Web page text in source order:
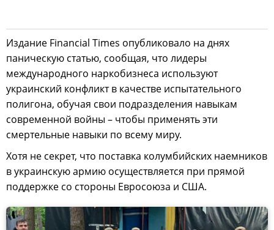
Издание Financial Times опубликовало на днях
паническую статью, сообщая, что лидеры
международного наркобизнеса используют
украинский конфликт в качестве испытательного
полигона, обучая свои подразделения навыкам
современной войны – чтобы применять эти
смертельные навыки по всему миру.
Хотя не секрет, что поставка колумбийских наемников
в украинскую армию осуществляется при прямой
поддержке со стороны Евросоюза и США.